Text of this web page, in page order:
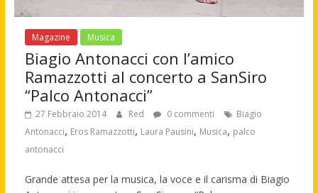
Magazine Musica
Biagio Antonacci con l’amico
Ramazzotti al concerto a SanSiro
“Palco Antonacci”
27 Febbraio 2014 Red 0 commenti
Biagio
Antonacci, Eros Ramazzotti, Laura Pausini, Musica, palco
antonacci
Grande attesa per la musica, la voce e il carisma di Biagio